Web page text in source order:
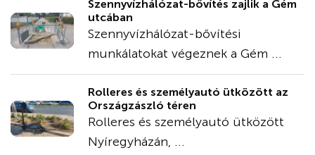
Szennyvízhálózat-bővítés zajlik a Gém
utcában
Szennyvízhálózat-bővítési
munkálatokat végeznek a Gém ...
Rolleres és személyautó ütközött az
Országzászló téren
Rolleres és személyautó ütközött
Nyíregyházán, ...